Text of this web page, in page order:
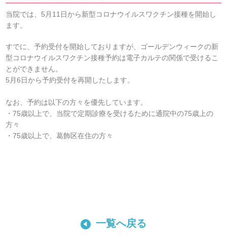
当院では、5月11日から新型コロナウイルスワクチン接種を開始し
ます。
すでに、予約受付を開始しておりますが、ゴールデンウィークの新
型コロナウイルスワクチン接種予約は電子カルテの関係で受けるこ
とができません。
5月6日から予約受付を再開したします。
なお、予約は以下の方々を優先しています。
・75歳以上で、当院で定期診療を受けるために通院中の75歳上の
方々
・75歳以上で、葛飾区在住の方々
一覧へ戻る